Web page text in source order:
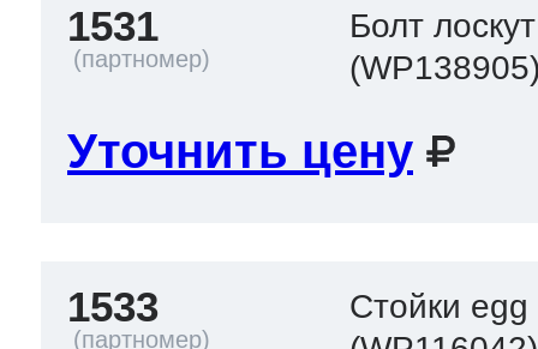
1531
Болт лоскут
Уточнить цену
1533
Стойки egg